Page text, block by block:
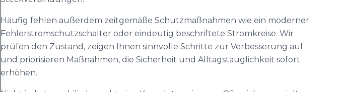
Häufig fehlen außerdem zeitgemäße Schutzmaßnahmen wie ein moderner
Fehlerstromschutzschalter oder eindeutig beschriftete Stromkreise. Wir
prüfen den Zustand, zeigen Ihnen sinnvolle Schritte zur Verbesserung auf
und priorisieren Maßnahmen, die Sicherheit und Alltagstauglichkeit sofort
erhöhen.